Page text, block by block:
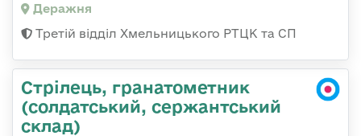
Деражня
Третій відділ Хмельницького РТЦК та СП
Стрілець, гранатометник
(солдатський, сержантський
склад)